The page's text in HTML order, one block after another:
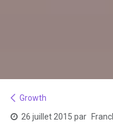
Growth
26 juillet 2015 par